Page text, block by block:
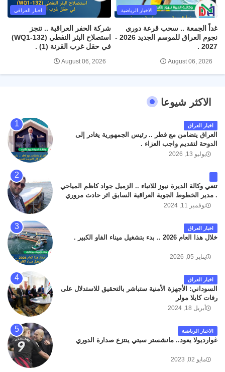
الاخبار الرياضية
غداً الجمعة .. سحب قرعة دوري
نجوم العراق للموسم الجديد 2026 -
2027 .
August 06, 2026
اخبار العراقي
شركة الحفر العراقية .. تنجز
استصلاح البئر النفطي (WQ1-132)
في حقل غرب القرنة (1) .
August 06, 2026
الاكثر شيوعا
اخبار العراق
العراق يتضامن مع قطر .. رئيس الجمهورية يغادر إلى
الدوحة لتقديم واجب العزاء .
يوليو 13, 2026
تنعي وكالة الديرة نيوز للانباء .. الزميل جواد كاظم المياحي
. مدير الخطوط الجوية العراقية السابق اثر حادث مروري
داخل مطار البصرة الدولي اليوم الاثنين على الطريق
كان سبب الحادث يعود لتصادم عجلته مع عجلة نوع كيا بنكو
تابعة لشركة الهلال الماسكة لإعمار مطار البصرة الدولي .
سائلين الله عز وجل ان يتغمد الفقيد بواسع رحمته ، و انا
نوفمبر 11, 2024
اخبار العراق
خلال هذا العام 2026 .. بدء بتشغيل ميناء الفاو الكبير .
يناير 05, 2026
اخبار العراق
السوداني: الأجهزة الأمنية ستباشر بالتحقيق للاستدلال على
رفات كايلا مولر
أبريل 18, 2024
الاخبار الرياضية
غوارديولا يعود.. مانشستر سيتي ينتزع صدارة الدوري
مايو 02, 2023